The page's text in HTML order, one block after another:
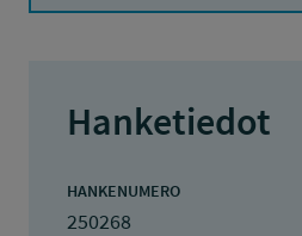
Hanketiedot
HANKENUMERO
250268